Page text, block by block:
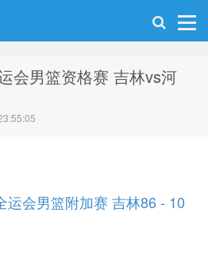
会男篮资格赛 吉林vs河
运会男篮附加赛 吉林86 - 10